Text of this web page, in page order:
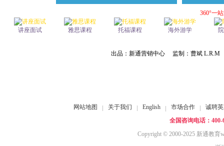
360°一
讲座面试 雅思课程 托福课程 海外游学
出品：新通营销中心 监制：曹斌
网站地图 关于我们 English 市场合作
诚聘
全国咨询电话：400-
Copyright © 2000-2025 新通教育